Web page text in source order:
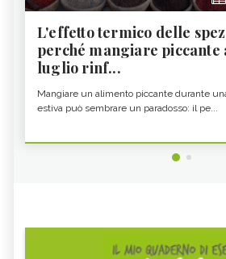
L'effetto termico delle
perché mangiare piccante
luglio rinf...
Mangiare un alimento piccante durante
estiva può sembrare un paradosso: il pe...